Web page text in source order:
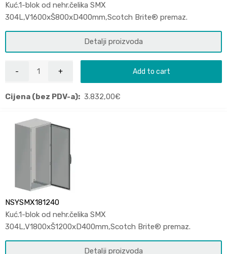
Kuć.1-blok od nehr.čelika SMX
304L,V1600xŠ800xD400mm,Scotch Brite® premaz.
Detalji proizvoda
Add to cart
Cijena (bez PDV-a): 3.832,00€
NSYSMX181240
Kuć.1-blok od nehr.čelika SMX
304L,V1800xŠ1200xD400mm,Scotch Brite® premaz.
Detalji proizvoda